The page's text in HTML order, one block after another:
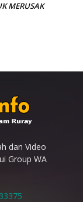
MERUSAK
dan Video
Group WA